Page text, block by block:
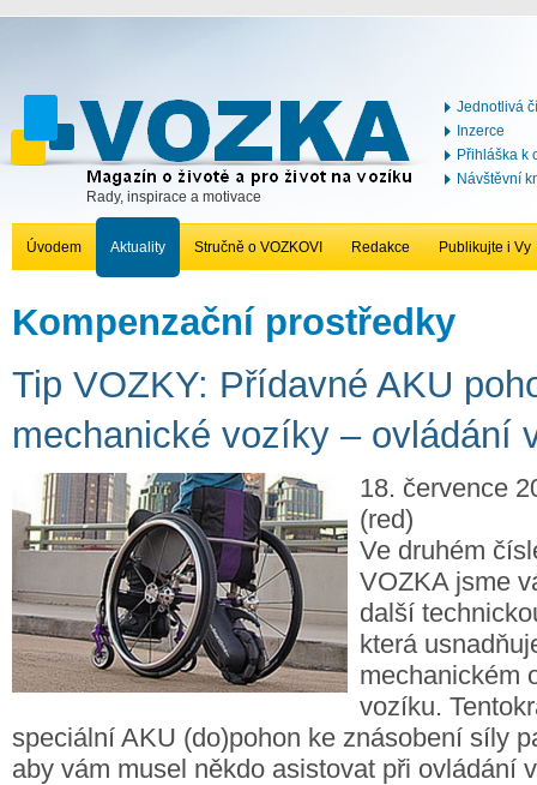
Rady, inspirace a motivace
Jednotlivá
Inzerce
Přihláška k
Návštěvní
Úvodem Aktuality Stručně o VOZKOVI Redakce Publikujte i Vy
Kompenzační prostředky
Tip VOZKY: Přídavné AKU
mechanické vozíky – ovládání
18. července
(red)
Ve druhém
VOZKA jsme
další
která
mechanickém
vozíku.
speciální AKU (do)pohon ke znásobení síly
aby vám musel někdo asistovat při ovládání